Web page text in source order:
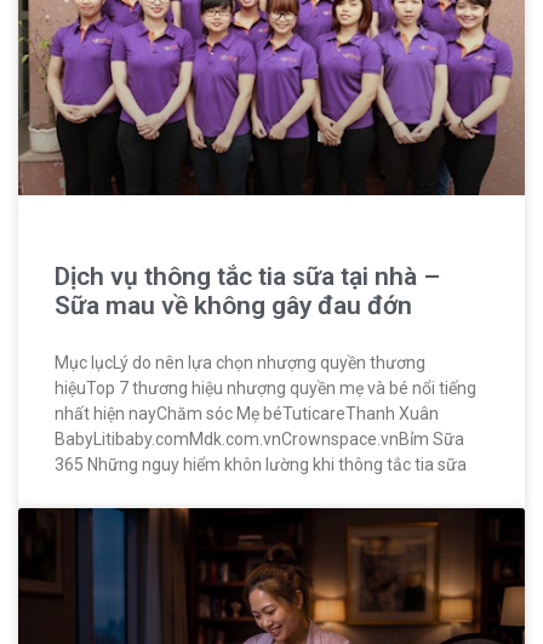
Dịch vụ thông tắc tia sữa tại nhà –
Sữa mau về không gây đau đớn
Mục lụcLý do nên lựa chọn nhượng quyền thương
hiệuTop 7 thương hiệu nhượng quyền mẹ và bé nổi tiếng
nhất hiện nayChăm sóc Mẹ béTuticareThanh Xuân
BabyLitibaby.comMdk.com.vnCrownspace.vnBỉm Sữa
365 Những nguy hiểm khôn lường khi thông tắc tia sữa